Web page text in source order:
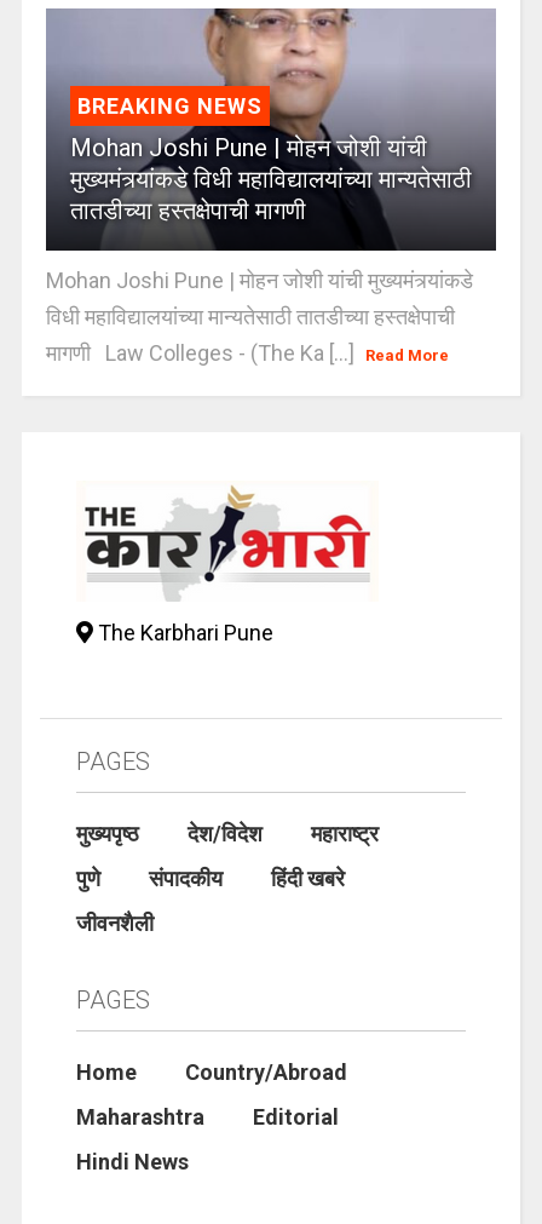
BREAKING NEWS
Mohan Joshi Pune | मोहन जोशी यांची
मुख्यमंत्र्यांकडे विधी महाविद्यालयांच्या मान्यतेसाठी
तातडीच्या हस्तक्षेपाची मागणी
Mohan Joshi Pune | मोहन जोशी यांची मुख्यमंत्र्यांकडे
विधी महाविद्यालयांच्या मान्यतेसाठी तातडीच्या हस्तक्षेपाची
मागणी Law Colleges - (The Ka [...]
Read More
The Karbhari Pune
PAGES
मुख्यपृष्ठ देश/विदेश
महाराष्ट्र
पुणे
संपादकीय
हिंदी खबरे
जीवनशैली
PAGES
Home
Country/Abroad
Maharashtra
Editorial
Hindi News